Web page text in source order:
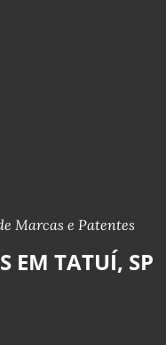
Marcas e Patentes
EM TATUÍ, SP